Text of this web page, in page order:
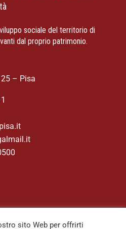
sociale del territorio di
dal proprio patrimonio.
– Pisa
sito Web per offrirti